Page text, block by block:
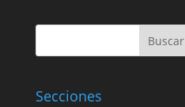
Buscar
Secciones